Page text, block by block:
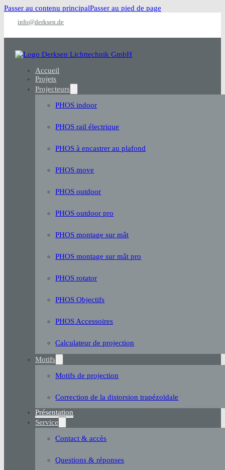
Passer au contenu principalPasser au pied de page
info@derksen.de
Accueil
Projets
Projecteurs
PHOS indoor
PHOS rail électrique
PHOS à encastrer au plafond
PHOS move
PHOS outdoor
PHOS outdoor pro
PHOS montage sur mât
PHOS montage sur mât pro
PHOS rotator
PHOS Objectifs
PHOS Accessoires
Calculateur de projection
Motifs
Motifs de projection
Correction de la distorsion trapézoïdale
Présentation
Service
Contact & accès
Questions & réponses